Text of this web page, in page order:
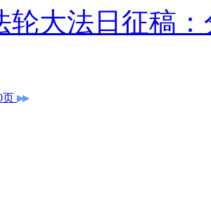
轮大法日征稿
页